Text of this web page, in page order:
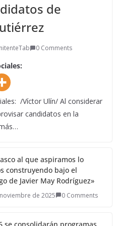
de
0 Comments
/Víctor Ulín/ Al considerar
candidatos en la
al que aspiramos lo
construyendo bajo el
de Javier May Rodríguez»
de 2025 0 Comments